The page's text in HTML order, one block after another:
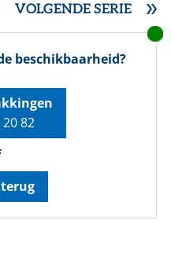
VOLGENDE SERIE
beschikbaarheid?
82